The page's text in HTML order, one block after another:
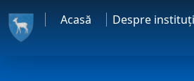
Acasă Despre